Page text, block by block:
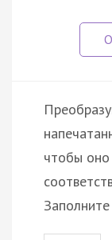
чтобы оно